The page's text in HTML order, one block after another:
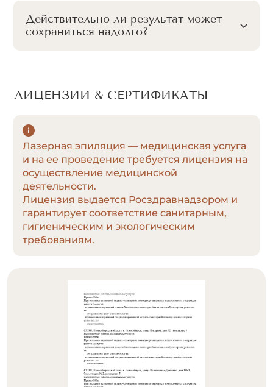
Действительно ли результат может
сохраниться надолго?
ЛИЦЕНЗИИ & СЕРТИФИКАТЫ
Лазерная эпиляция — медицинская услуга
и на ее проведение требуется лицензия на
осуществление медицинской
деятельности.
Лицензия выдается Росздравнадзором и
гарантирует соответствие санитарным,
гигиеническим и экологическим
требованиям.